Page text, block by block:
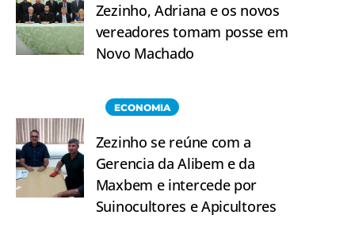
Zezinho, Adriana e os novos
vereadores tomam posse em
Novo Machado
ECONOMIA
Zezinho se reúne com a
Gerencia da Alibem e da
Maxbem e intercede por
Suinocultores e Apicultores